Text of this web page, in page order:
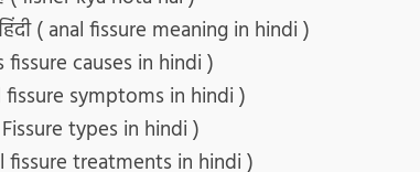
( anal fissure meaning in hindi )
causes in hindi )
symptoms in hindi )
types in hindi )
fissure treatments in hindi )